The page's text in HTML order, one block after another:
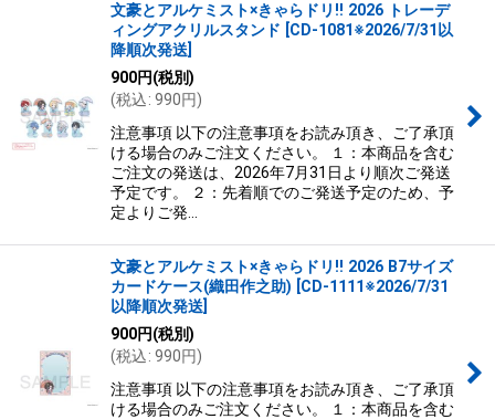
文豪とアルケミスト×きゃらドリ!! 2026 トレーデ
ィングアクリルスタンド
CD-1081※2026/7/31以
降順次発送
900円(税別)
(税込: 990円)
注意事項 以下の注意事項をお読み頂き、ご了承頂
ける場合のみご注文ください。 １：本商品を含む
ご注文の発送は、2026年7月31日より順次ご発送
予定です。 ２：先着順でのご発送予定のため、予
定よりご発…
文豪とアルケミスト×きゃらドリ!! 2026 B7サイズ
カードケース(織田作之助)
CD-1111※2026/7/31
以降順次発送
900円(税別)
(税込: 990円)
注意事項 以下の注意事項をお読み頂き、ご了承頂
ける場合のみご注文ください。 １：本商品を含む